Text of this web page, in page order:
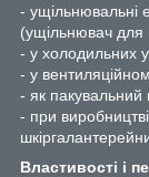
- ущільнювальні
(ущільнювач для
- у холодильних
- у
- як пакувальний
- при
Властивості і